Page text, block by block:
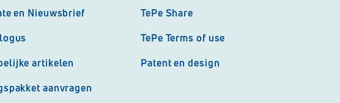
en Nieuwsbrief
artikelen
aanvragen
TePe Share
TePe Terms of use
Patent en design